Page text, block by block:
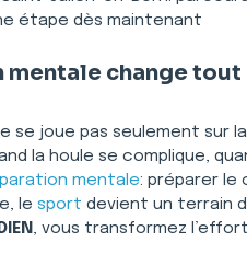
étape dès maintenant
change
se joue pas seulement sur
la houle se complique,
mentale: préparer le
le sport devient un terrain
, vous transformez